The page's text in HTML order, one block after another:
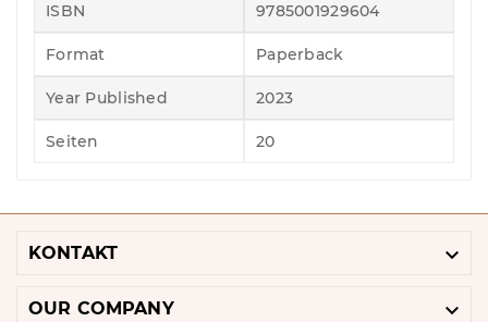
ISBN 9785001929604
Format Paperback
Year Published 2023
Seiten 20
KONTAKT 
OUR COMPANY 